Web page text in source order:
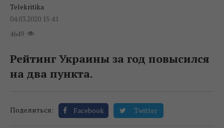
Telekritika
04.03.2020 15:41
4649
Рейтинг Украины за год повысился
на два пункта.
Поделиться: Facebook Twitter